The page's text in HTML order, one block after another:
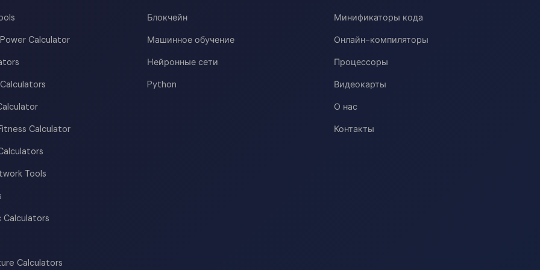
Calculator
Calculator
Tools
Calculators
Calculators
Блокчейн
Машинное обучение
Нейронные сети
Python
Минификаторы кода
Онлайн-компиляторы
Процессоры
Видеокарты
О нас
Контакты